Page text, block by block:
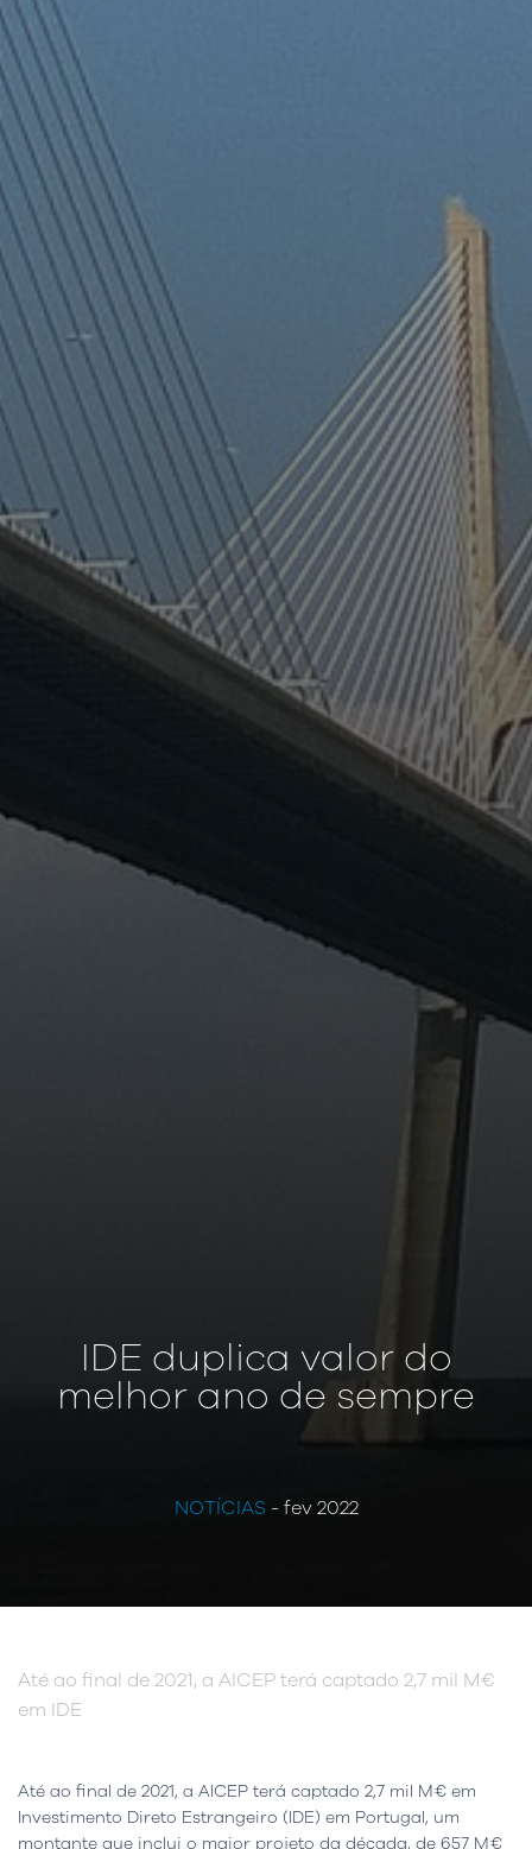
IDE duplica valor do
melhor ano de sempre
NOTÍCIAS - fev 2022
Até ao final de 2021, a AICEP terá captado 2,7 mil M€
em IDE
Até ao final de 2021, a AICEP terá captado 2,7 mil M€ em
Investimento Direto Estrangeiro (IDE) em Portugal, um
montante que inclui o maior projeto da década, de 657 M€